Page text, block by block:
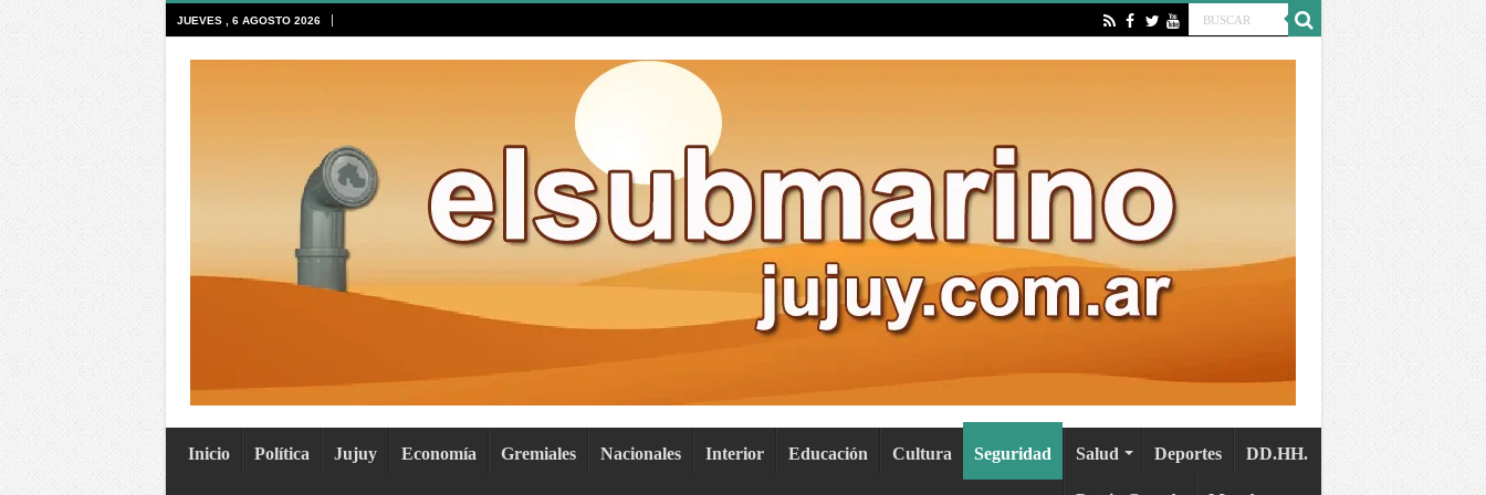
JUEVES , 6 AGOSTO 2026
Inicio Política Jujuy Economía Gremiales Nacionales Interior Educación Cultura Seguridad Salud Deportes DD.HH.